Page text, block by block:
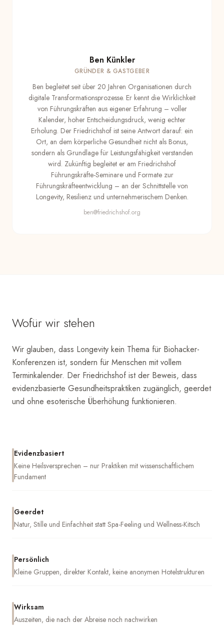
Ben Künkler
GRÜNDER & GASTGEBER
Ben begleitet seit über 20 Jahren Organisationen durch
digitale Transformationsprozesse. Er kennt die Wirklichkeit
von Führungskräften aus eigener Erfahrung – voller
Kalender, hoher Entscheidungsdruck, wenig echter
Erholung. Der Friedrichshof ist seine Antwort darauf: ein
Ort, an dem körperliche Gesundheit nicht als Bonus,
sondern als Grundlage für Leistungsfähigkeit verstanden
wird. Zukünftig begleitet er am Friedrichshof
Führungskräfte-Seminare und Formate zur
Führungskräfteentwicklung – an der Schnittstelle von
Longevity, Resilienz und unternehmerischem Denken.
ben@friedrichshof.org
Wofür wir stehen
Wir glauben, dass Longevity kein Thema für Biohacker-
Konferenzen ist, sondern für Menschen mit vollem
Terminkalender. Der Friedrichshof ist der Beweis, dass
evidenzbasierte Gesundheitspraktiken zugänglich, geerdet
und ohne esoterische Überhöhung funktionieren.
Evidenzbasiert
Keine Heilsversprechen – nur Praktiken mit wissenschaftlichem
Fundament
Geerdet
Natur, Stille und Einfachheit statt Spa-Feeling und Wellness-Kitsch
Persönlich
Kleine Gruppen, direkter Kontakt, keine anonymen Hotelstrukturen
Wirksam
Auszeiten, die nach der Abreise noch nachwirken